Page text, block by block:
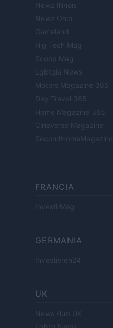
Newz Illinois
Newz Ohio
Gameland
Hig Tech Mag
Scoop Mag
Lgbtqia News
Motors Magazine 365
Day Travel 365
Home Magazine 365
Cineverse Magazine
SecondHomeMagazine
FRANCIA
InvestirMag
GERMANIA
Investieren24
UK
News Hub UK